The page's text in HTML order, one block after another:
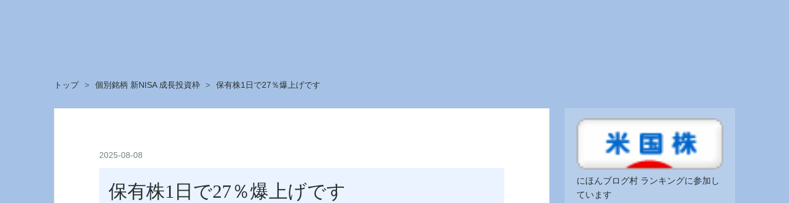
トップ > 個別銘柄 新NISA 成長投資枠 > 保有株1日で27％爆上げです
2025-08-08
保有株1日で27％爆上げです
にほんブログ村 ランキングに参加し
ています